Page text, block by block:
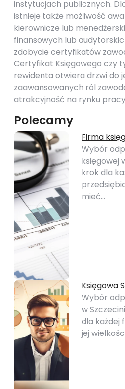
instytucjach publicznych.
istnieje także możliwość
kierownicze lub
finansowych lub
zdobycie certyfikatów
Certyfikat Księgowego czy
rewidenta otwiera drzwi do
zaawansowanych ról
atrakcyjność na rynku
Polecamy
Firma
Wybór
księgowej
krok dla
mieć…
Księgowa
Wybór
w
dla każdej
jej